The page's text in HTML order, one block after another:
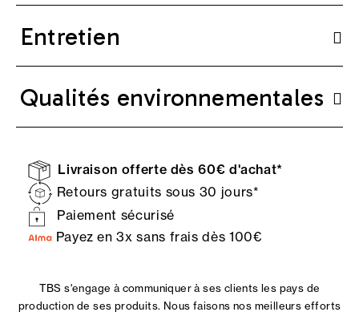
Entretien
Qualités environnementales
Livraison offerte dès 60€ d'achat*
Retours gratuits sous 30 jours*
Paiement sécurisé
Payez en 3x sans frais dès 100€
TBS s'engage à communiquer à ses clients les pays de
production de ses produits. Nous faisons nos meilleurs efforts